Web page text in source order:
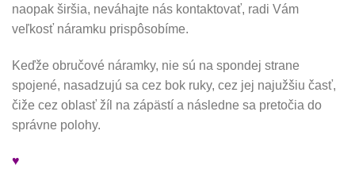
naopak širšia, neváhajte nás kontaktovať, radi Vám
veľkosť náramku prispôsobíme.
Keďže obručové náramky, nie sú na spondej strane
spojené, nasadzujú sa cez bok ruky, cez jej najužšiu časť,
čiže cez oblasť žíl na zápästí a následne sa pretočia do
správne polohy.
♥